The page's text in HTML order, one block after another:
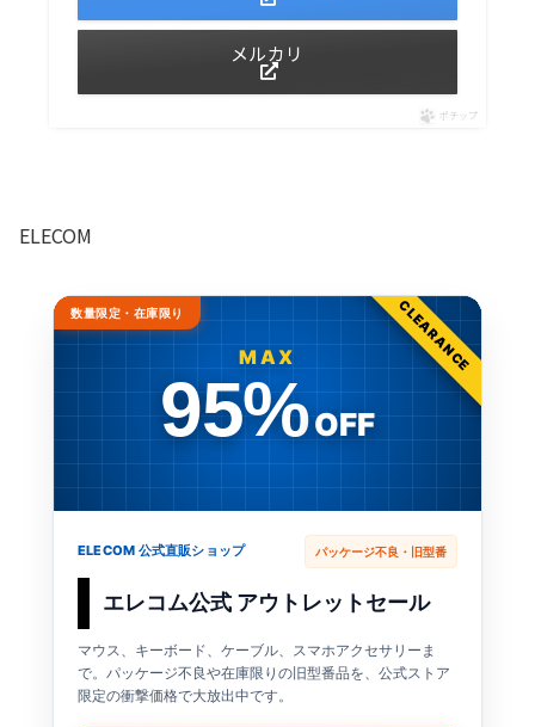
メルカリ
ポチップ
ELECOM
数量限定・在庫限り CLEARANCE
MAX
95%OFF
ELECOM 公式直販ショップ パッケージ不良・旧型番
エレコム公式 アウトレットセール
マウス、キーボード、ケーブル、スマホアクセサリーま
で。パッケージ不良や在庫限りの旧型番品を、公式ストア
限定の衝撃価格で大放出中です。